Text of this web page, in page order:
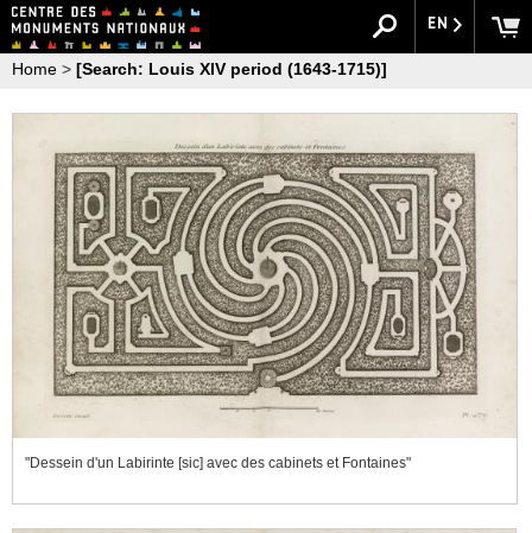
EN
Home > [Search: Louis XIV period (1643-1715)]
"Dessein d'un Labirinte [sic] avec des cabinets et Fontaines"